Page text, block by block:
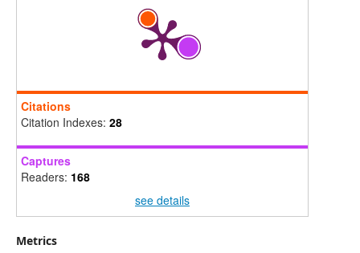
Citations
Citation Indexes: 28
Captures
Readers: 168
see details
Metrics